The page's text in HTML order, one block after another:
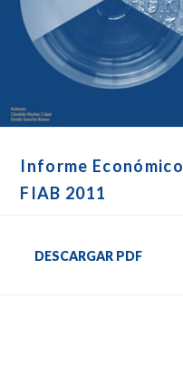
Informe Económico
FIAB 2011
DESCARGAR PDF